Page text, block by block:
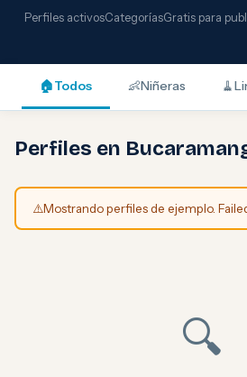
Perfiles activosCategoríasGratis para
🏠Todos 👶Niñeras 🧹
Perfiles en
⚠️Mostrando perfiles de ejemplo.
🔍